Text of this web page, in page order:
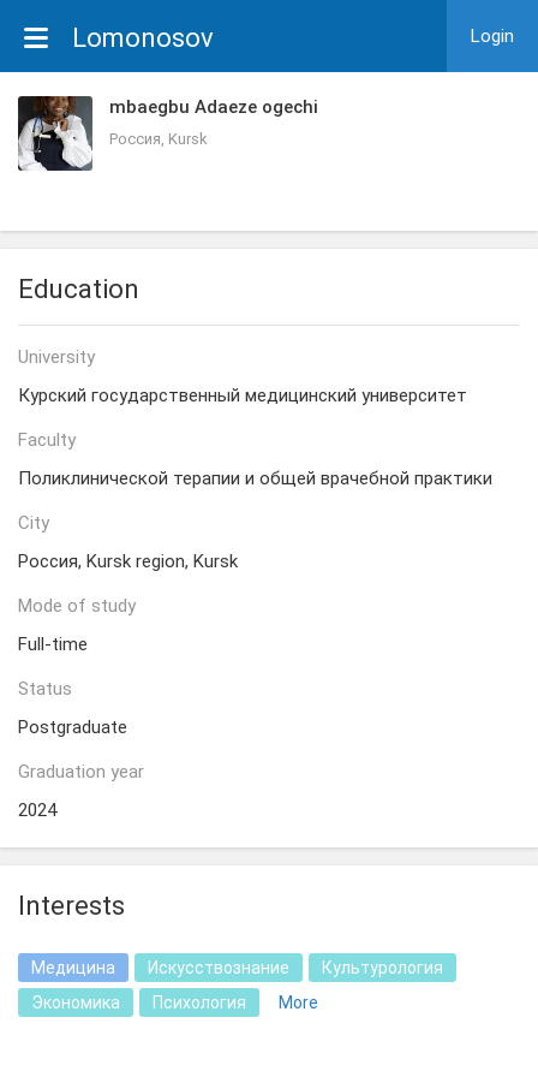
Lomonosov Login
mbaegbu Adaeze ogechi
Россия, Kursk
Education
University
Курский государственный медицинский университет
Faculty
Поликлинической терапии и общей врачебной практики
City
Россия, Kursk region, Kursk
Mode of study
Full-time
Status
Postgraduate
Graduation year
2024
Interests
Медицина Искусствознание
Культурология
Экономика
Психология More